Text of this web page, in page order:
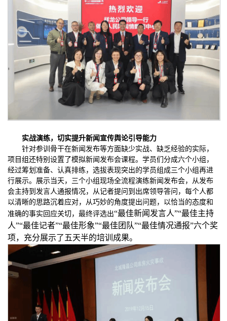
实战演练，切实提升新闻宣传舆论引导能力
针对参训骨干在新闻发布等方面缺少实战、缺乏经验的实际，
项目组还特别设置了模拟新闻发布会课程。学员们分成六个小组，
经过筹划准备、认真排练，选拔表现突出的学员组成三个小组再进
行展示。展示当天，三个小组现场全流程演练新闻发布会，从发布
会主持到发言人通报情况，从记者提问到出席领导答问，每个人都
以清晰的思路沉着应对，从巧妙的角度提出问题，以恰当的态度和
准确的事实回应关切，最终评选出“最佳新闻发言人”“最佳主持
人”“最佳记者”“最佳形象”“最佳团队”“最佳情况通报”六个奖
项，充分展示了五天半的培训成果。